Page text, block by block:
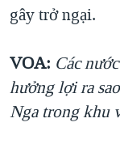
gây trở ngại.
VOA: Các
hưởng lợi ra
Nga trong khu